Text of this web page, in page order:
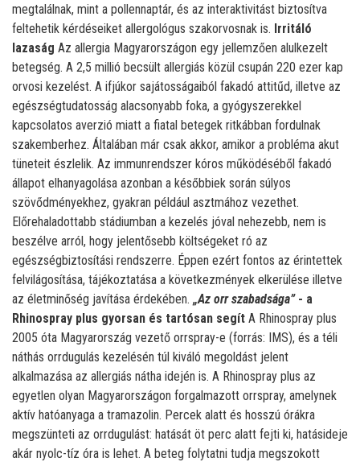
megtalálnak, mint a pollennaptár, és az interaktivitást biztosítva
feltehetik kérdéseiket allergológus szakorvosnak is. Irritáló
lazaság Az allergia Magyarországon egy jellemzően alulkezelt
betegség. A 2,5 millió becsült allergiás közül csupán 220 ezer kap
orvosi kezelést. A ifjúkor sajátosságaiból fakadó attitűd, illetve az
egészségtudatosság alacsonyabb foka, a gyógyszerekkel
kapcsolatos averzió miatt a fiatal betegek ritkábban fordulnak
szakemberhez. Általában már csak akkor, amikor a probléma akut
tüneteit észlelik. Az immunrendszer kóros működéséből fakadó
állapot elhanyagolása azonban a későbbiek során súlyos
szövődményekhez, gyakran például asztmához vezethet.
Előrehaladottabb stádiumban a kezelés jóval nehezebb, nem is
beszélve arról, hogy jelentősebb költségeket ró az
egészségbiztosítási rendszerre. Éppen ezért fontos az érintettek
felvilágosítása, tájékoztatása a következmények elkerülése illetve
az életminőség javítása érdekében. „Az orr szabadsága”- a
Rhinospray plus gyorsan és tartósan segít A Rhinospray plus
2005 óta Magyarország vezető orrspray-e (forrás: IMS), és a téli
náthás orrdugulás kezelésén túl kiváló megoldást jelent
alkalmazása az allergiás nátha idején is. A Rhinospray plus az
egyetlen olyan Magyarországon forgalmazott orrspray, amelynek
aktív hatóanyaga a tramazolin. Percek alatt és hosszú órákra
megszünteti az orrdugulást: hatását öt perc alatt fejti ki, hatásideje
akár nyolc-tíz óra is lehet. A beteg folytatni tudja megszokott